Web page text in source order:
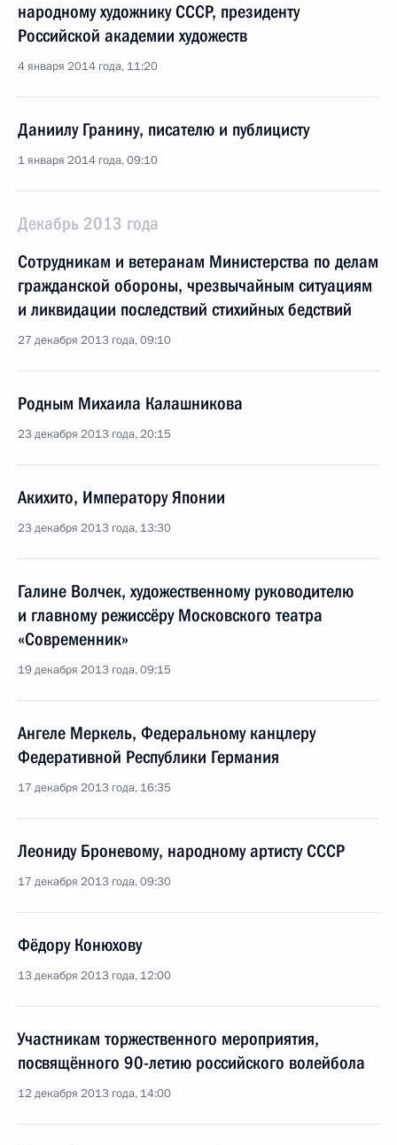
народному художнику СССР, президенту
Российской академии художеств
4 января 2014 года, 11:20
Даниилу Гранину, писателю и публицисту
1 января 2014 года, 09:10
Декабрь 2013 года
Сотрудникам и ветеранам Министерства по делам
гражданской обороны, чрезвычайным ситуациям
и ликвидации последствий стихийных бедствий
27 декабря 2013 года, 09:10
Родным Михаила Калашникова
23 декабря 2013 года, 20:15
Акихито, Императору Японии
23 декабря 2013 года, 13:30
Галине Волчек, художественному руководителю
и главному режиссёру Московского театра
«Современник»
19 декабря 2013 года, 09:15
Ангеле Меркель, Федеральному канцлеру
Федеративной Республики Германия
17 декабря 2013 года, 16:35
Леониду Броневому, народному артисту СССР
17 декабря 2013 года, 09:30
Фёдору Конюхову
13 декабря 2013 года, 12:00
Участникам торжественного мероприятия,
посвящённого 90-летию российского волейбола
12 декабря 2013 года, 14:00